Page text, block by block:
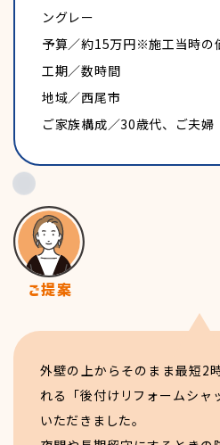
ングレー
予算／約15万円※施工当時の
工期／数時間
地域／西尾市
ご家族構成／30歳代、ご夫婦
外壁の上からそのまま最短2
れる「後付けリフォームシャ
いただきました。